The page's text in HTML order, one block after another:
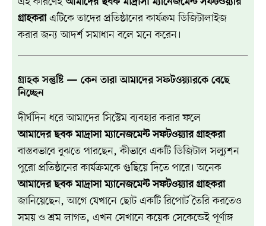
গ্রাহকরাএটিকে তাদের প্রতিষ্ঠানের কার্যক্রম ডিজিটালাইজ
করার জন্য আদর্শ সমাধান বলে মনে করেন।
গ্রাহক সন্তুষ্টি — কেন তারা আমাদের সফটওয়্যারকে বেছে
নিচ্ছেন
দীর্ঘদিন ধরে আমাদের সিস্টেম ব্যবহার করার ফলে
আমাদের ছবক মাদ্রাসা ম্যানেজমেন্ট সফটওয়্যার গ্রাহকরা
বাস্তবভাবে বুঝতে পারছেন, কীভাবে একটি ডিজিটাল সল্যুশন
পুরো প্রতিষ্ঠানের কার্যক্রমকে গুছিয়ে দিতে পারে। অনেক
আমাদের ছবক মাদ্রাসা ম্যানেজমেন্ট সফটওয়্যার গ্রাহকরা
জানিয়েছেন, আগে যেখানে ছোট একটি রিপোর্ট তৈরি করতেও
সময় ও শ্রম লাগত, এখন সেখানে কয়েক সেকেন্ডেই পূর্ণাঙ্গ